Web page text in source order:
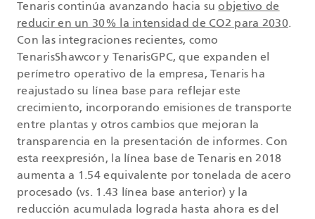
Tenaris continúa avanzando hacia suobjetivo de
reducir en un 30% la intensidad de CO2 para 2030.
Con las integraciones recientes, como
TenarisShawcor y TenarisGPC, que expanden el
perímetro operativo de la empresa, Tenaris ha
reajustado su línea base para reflejar este
crecimiento, incorporando emisiones de transporte
entre plantas y otros cambios que mejoran la
transparencia en la presentación de informes. Con
esta reexpresión, la línea base de Tenaris en 2018
aumenta a 1.54 equivalente por tonelada de acero
procesado (vs. 1.43 línea base anterior) y la
reducción acumulada lograda hasta ahora es del